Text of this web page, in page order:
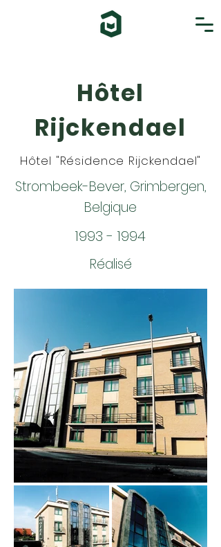
Hôtel
Rijckendael
Hôtel "Résidence Rijckendael"
Strombeek-Bever, Grimbergen,
Belgique
1993 - 1994
Réalisé